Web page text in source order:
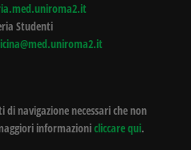
Studenti
di navigazione necessari che non
informazionicliccare qui.